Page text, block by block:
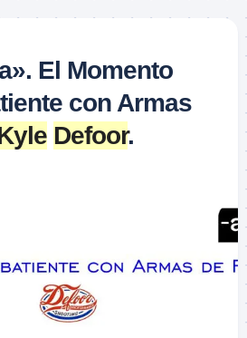
El Momento
con Armas
Defoor.